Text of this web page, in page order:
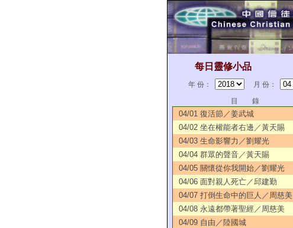
每日靈修小品
年 份：
月 份：
目 錄
04/01 復活節／姜武城
04/02 坐在權能者右邊／黃天賜
04/03 生命影響力／劉耀光
04/04 群眾的聲音／黃天賜
04/05 關懷從你我開始／劉耀光
04/06 面對親人死亡／邱建勤
04/07 打倒生命中的巨人／周慈美
04/08 永遠都帶著聖經／周慈美
04/09 自由／陸國城